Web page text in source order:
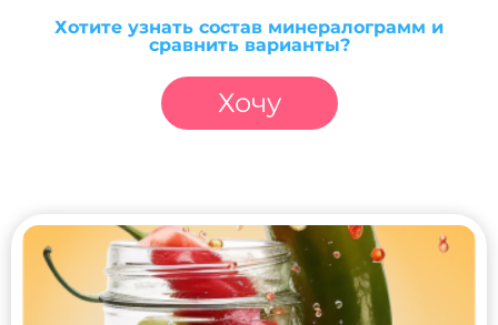
Хотите узнать состав минералограмм и
сравнить варианты?
Хочу